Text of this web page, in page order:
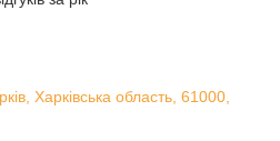
Харківська область, 61000,